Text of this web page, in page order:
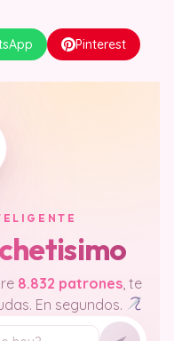
Pinterest
8.832 patrones , te
En segundos.